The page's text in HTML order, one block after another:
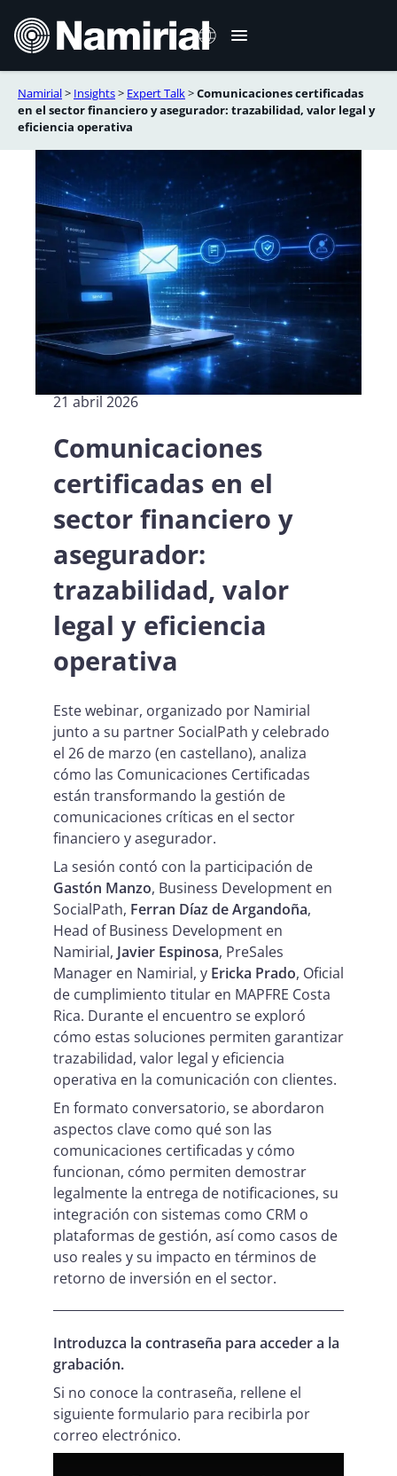
contenido
Italiano
Deutsch
Français
Română
Português
Namirial> Insights> Expert Talk>Comunicaciones certificadas
en el sector financiero y asegurador: trazabilidad, valor legal y
eficiencia operativa
21 abril 2026
Comunicaciones
certificadas en el
sector financiero y
asegurador:
trazabilidad, valor
legal y eficiencia
operativa
Este webinar, organizado por Namirial
junto a su partner SocialPath y celebrado
el 26 de marzo (en castellano), analiza
cómo las Comunicaciones Certificadas
están transformando la gestión de
comunicaciones críticas en el sector
financiero y asegurador.
La sesión contó con la participación de
Gastón Manzo, Business Development en
SocialPath, Ferran Díaz de Argandoña,
Head of Business Development en
Namirial, Javier Espinosa, PreSales
Manager en Namirial, y Ericka Prado, Oficial
de cumplimiento titular en MAPFRE Costa
Rica. Durante el encuentro se exploró
cómo estas soluciones permiten garantizar
trazabilidad, valor legal y eficiencia
operativa en la comunicación con clientes.
En formato conversatorio, se abordaron
aspectos clave como qué son las
comunicaciones certificadas y cómo
funcionan, cómo permiten demostrar
legalmente la entrega de notificaciones, su
integración con sistemas como CRM o
plataformas de gestión, así como casos de
uso reales y su impacto en términos de
retorno de inversión en el sector.
Introduzca la contraseña para acceder a la
grabación.
Si no conoce la contraseña, rellene el
siguiente formulario para recibirla por
correo electrónico.